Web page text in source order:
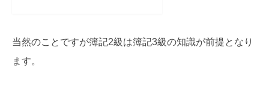
当然のことですが簿記2級は簿記3級の知識が前提となり
ます。